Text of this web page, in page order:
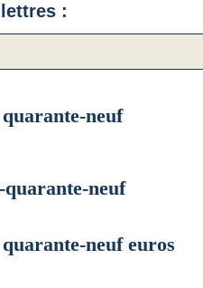
:
neuf
neuf
neuf euros